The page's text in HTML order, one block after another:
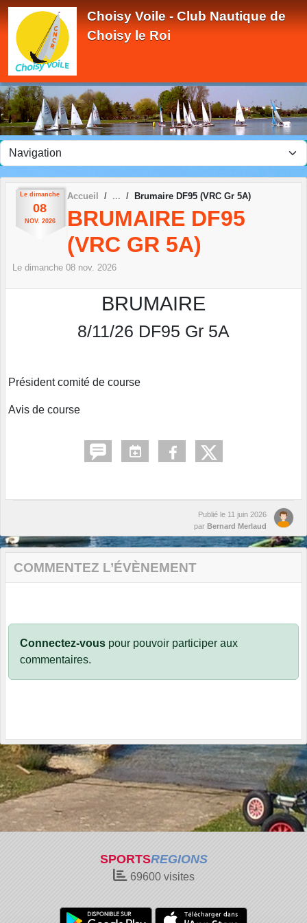
Choisy Voile - Club Nautique de
Choisy le Roi
Le dimanche
08
NOV. 2026
Accueil Brumaire DF95 (VRC Gr 5A)
BRUMAIRE DF95
(VRC GR 5A)
Le dimanche 08 nov. 2026
BRUMAIRE
8/11/26 DF95 Gr 5A
Président comité de course
Avis de course
Publié le 11 juin 2026
par Bernard Merlaud
COMMENTEZ L’ÉVÈNEMENT
Connectez-vous pour pouvoir participer aux
commentaires.
SPORTSREGIONS
69600visites
Panneau de gestion des cookies